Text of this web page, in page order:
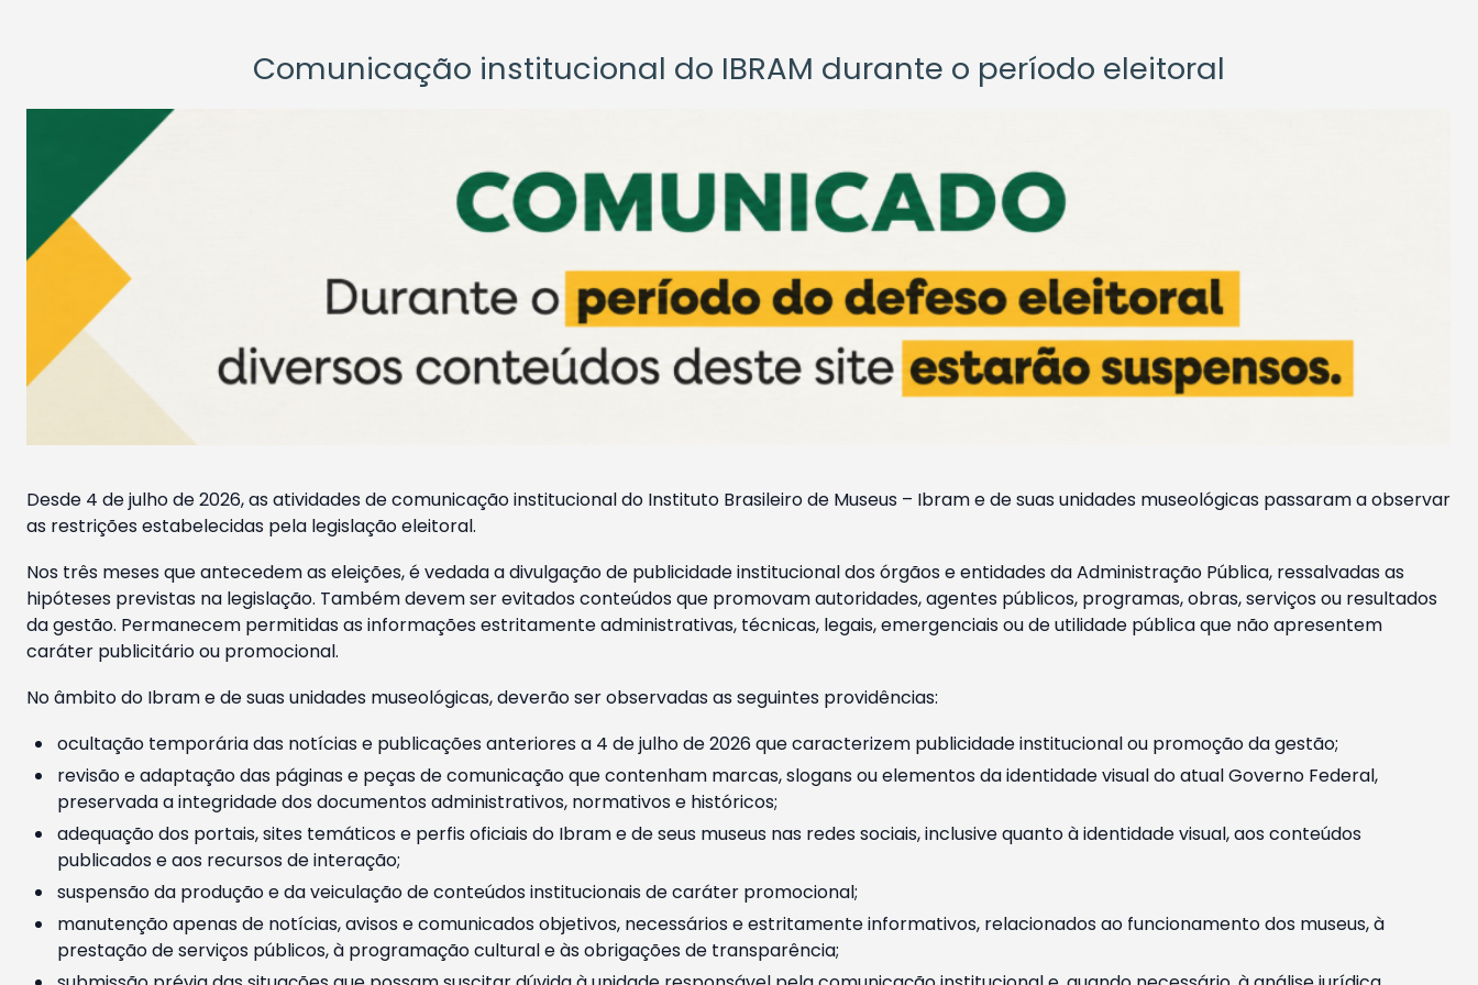
Comunicação institucional do IBRAM durante o período eleitoral
Desde 4 de julho de 2026, as atividades de comunicação institucional do Instituto Brasileiro de Museus – Ibram e de suas unidades museológicas passaram a observar
as restrições estabelecidas pela legislação eleitoral.
Nos três meses que antecedem as eleições, é vedada a divulgação de publicidade institucional dos órgãos e entidades da Administração Pública, ressalvadas as
hipóteses previstas na legislação. Também devem ser evitados conteúdos que promovam autoridades, agentes públicos, programas, obras, serviços ou resultados
da gestão. Permanecem permitidas as informações estritamente administrativas, técnicas, legais, emergenciais ou de utilidade pública que não apresentem
caráter publicitário ou promocional.
No âmbito do Ibram e de suas unidades museológicas, deverão ser observadas as seguintes providências:
ocultação temporária das notícias e publicações anteriores a 4 de julho de 2026 que caracterizem publicidade institucional ou promoção da gestão;
revisão e adaptação das páginas e peças de comunicação que contenham marcas, slogans ou elementos da identidade visual do atual Governo Federal,
preservada a integridade dos documentos administrativos, normativos e históricos;
adequação dos portais, sites temáticos e perfis oficiais do Ibram e de seus museus nas redes sociais, inclusive quanto à identidade visual, aos conteúdos
publicados e aos recursos de interação;
suspensão da produção e da veiculação de conteúdos institucionais de caráter promocional;
manutenção apenas de notícias, avisos e comunicados objetivos, necessários e estritamente informativos, relacionados ao funcionamento dos museus, à
prestação de serviços públicos, à programação cultural e às obrigações de transparência;